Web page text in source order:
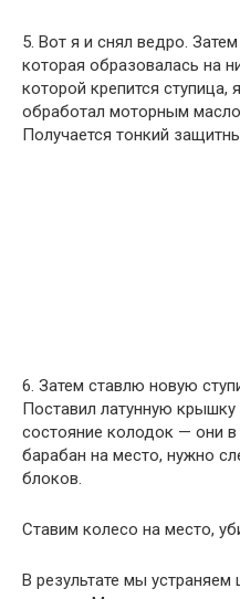
5. Вот я и снял ведро.
которая образовалась на
которой крепится ступица,
обработал моторным
Получается тонкий
6. Затем ставлю новую
Поставил латунную
состояние колодок — они
барабан на место, нужно
блоков.
Ставим колесо на место,
В результате мы